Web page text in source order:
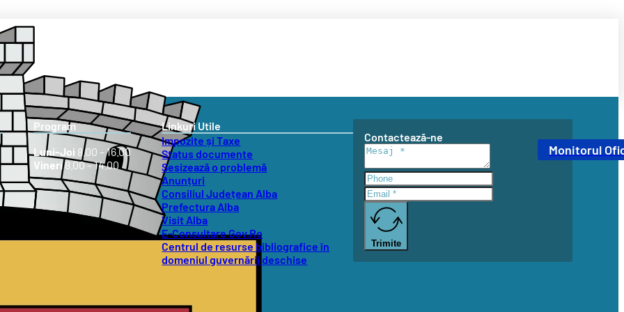
Monitorul
Program
Luni-Joi 8.00 – 16.00
Vineri8.00 – 14.00
Linkuri Utile
Impozite și Taxe
Status documente
Sesizează o problemă
Anunțuri
Consiliul Județean Alba
Prefectura Alba
Visit Alba
E-Consultare Gov.Ro
Centrul de resurse bibliografice în
domeniul guvernării deschise
Contactează-ne
Trimite